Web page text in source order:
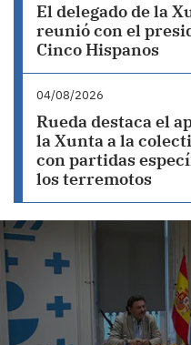
El delegado de la
reunió con el
Cinco Hispanos
04/08/2026
Rueda destaca el
la Xunta a la
con partidas
los terremotos